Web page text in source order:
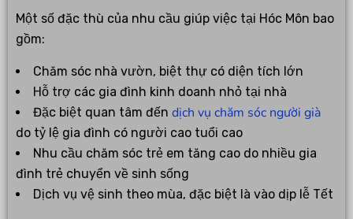
Một số đặc thù của nhu cầu giúp việc tại Hóc Môn bao
gồm:
Chăm sóc nhà vườn, biệt thự có diện tích lớn
Hỗ trợ các gia đình kinh doanh nhỏ tại nhà
Đặc biệt quan tâm đến dịch vụ chăm sóc người già
do tỷ lệ gia đình có người cao tuổi cao
Nhu cầu chăm sóc trẻ em tăng cao do nhiều gia
đình trẻ chuyển về sinh sống
Dịch vụ vệ sinh theo mùa, đặc biệt là vào dịp lễ Tết